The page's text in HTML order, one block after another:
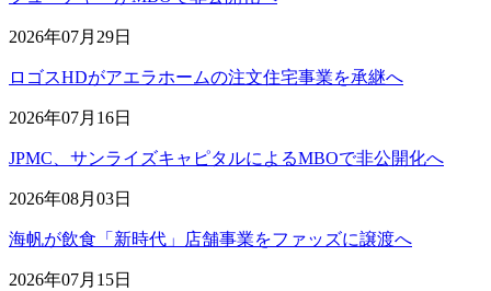
2026年07月29日
ロゴスHDがアエラホームの注文住宅事業を承継へ
2026年07月16日
JPMC、サンライズキャピタルによるMBOで非公開化へ
2026年08月03日
海帆が飲食「新時代」店舗事業をファッズに譲渡へ
2026年07月15日